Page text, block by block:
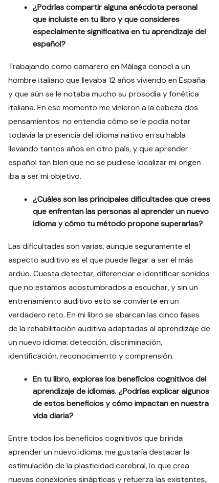
¿Podrías compartir alguna anécdota personal
que incluiste en tu libro y que consideres
especialmente significativa en tu aprendizaje del
español?
Trabajando como camarero en Málaga conocí a un
hombre italiano que llevaba 12 años viviendo en España
y que aún se le notaba mucho su prosodia y fonética
italiana. En ese momento me vinieron a la cabeza dos
pensamientos: no entendía cómo se le podía notar
todavía la presencia del idioma nativo en su habla
llevando tantos años en otro país, y que aprender
español tan bien que no se pudiese localizar mi origen
iba a ser mi objetivo.
¿Cuáles son las principales dificultades que crees
que enfrentan las personas al aprender un nuevo
idioma y cómo tu método propone superarlas?
Las dificultades son varias, aunque seguramente el
aspecto auditivo es el que puede llegar a ser el más
arduo. Cuesta detectar, diferenciar e identificar sonidos
que no estamos acostumbrados a escuchar, y sin un
entrenamiento auditivo esto se convierte en un
verdadero reto. En mi libro se abarcan las cinco fases
de la rehabilitación auditiva adaptadas al aprendizaje de
un nuevo idioma: detección, discriminación,
identificación, reconocimiento y comprensión.
En tu libro, exploras los beneficios cognitivos del
aprendizaje de idiomas. ¿Podrías explicar algunos
de estos beneficios y cómo impactan en nuestra
vida diaria?
Entre todos los beneficios cognitivos que brinda
aprender un nuevo idioma, me gustaría destacar la
estimulación de la plasticidad cerebral, lo que crea
nuevas conexiones sinápticas y refuerza las existentes,